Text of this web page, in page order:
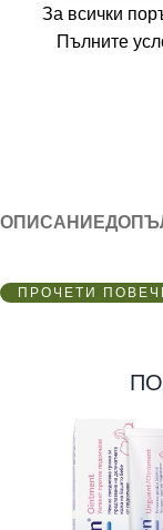
За всички
Пълните
ОПИСАНИЕ
ПРОЧЕТИ